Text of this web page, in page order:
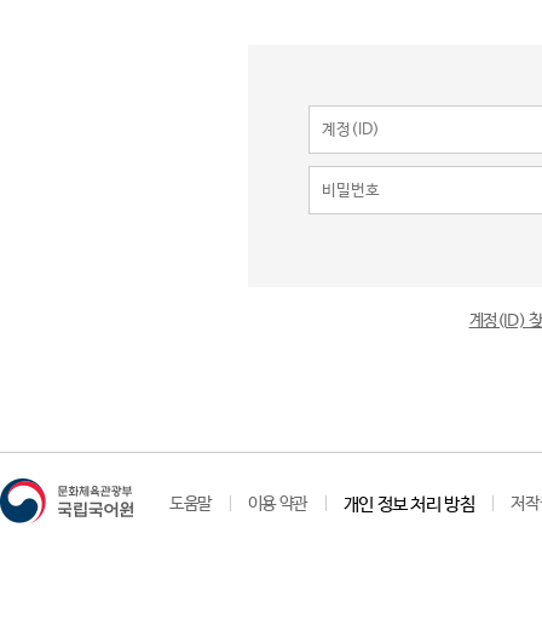
계정(ID)
도움말 이용 약관 개인 정보 처리 방침 저